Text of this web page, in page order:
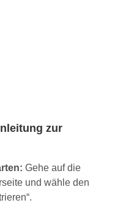
zur
Gehe auf die
und wähle den